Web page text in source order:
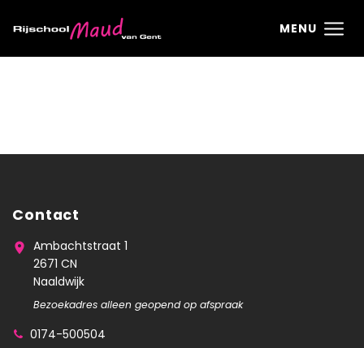
MENU
Contact
Ambachtstraat 1
2671 CN
Naaldwijk
Bezoekadres alleen geopend op afspraak
0174-500504